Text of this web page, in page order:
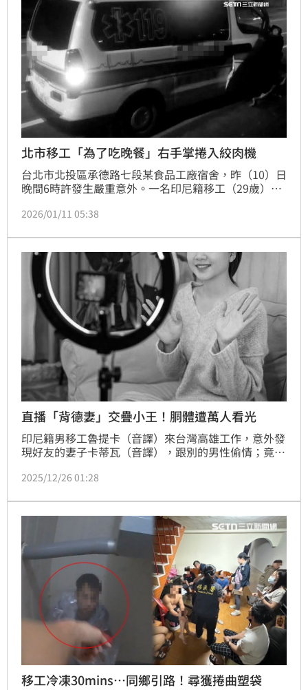
北市移工「為了吃晚餐」右手掌捲入絞肉機
台北市北投區承德路七段某食品工廠宿舍，昨（10）日
晚間6時許發生嚴重意外。一名印尼籍移工（29歲）在
右手連同前臂遭機器捲入卡死。警消獲報趕抵後，為爭
機」送往榮總急救。警方初步調查，因屬私人行為，已
排除工安意外。
2026/01/11 05:38
直播「背德妻」交疊小王！胴體遭萬人看光
印尼籍男移工魯提卡（音譯）來台灣高雄工作，意外發
現好友的妻子卡蒂瓦（音譯），跟別的男性偷情；竟憤
語；該影像吸引上萬人觀看，至後卡蒂瓦發現，認為自
不應被侵害，提告求償，獲賠8萬元，可上訴。
2025/12/26 01:28
移工冷凍30mins…同鄉引路！尋獲捲曲塑袋